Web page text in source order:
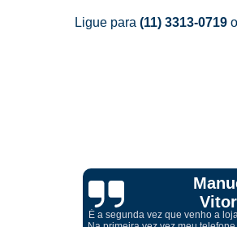
Ligue para (11) 3313-0719